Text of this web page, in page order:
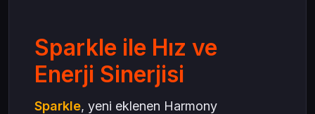
Sparkle ile Hız ve
Enerji Sinerjisi
Sparkle, yeni eklenen Harmony